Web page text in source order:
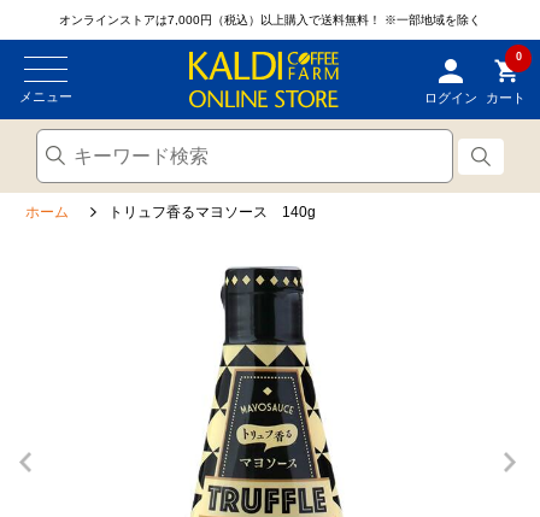
オンラインストアは7,000円（税込）以上購入で送料無料！ ※一部地域を除く
メニュー ログイン
0
カート
ホーム トリュフ香るマヨソース 140g